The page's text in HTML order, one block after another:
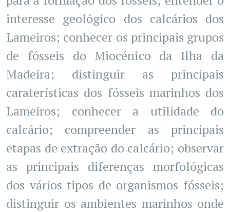
interesse geológico dos calcários dos
Lameiros; conhecer os principais grupos
de fósseis do Miocénico da Ilha da
Madeira; distinguir as principais
caraterísticas dos fósseis marinhos dos
Lameiros; conhecer a utilidade do
calcário; compreender as principais
etapas de extração do calcário; observar
as principais diferenças morfológicas
dos vários tipos de organismos fósseis;
distinguir os ambientes marinhos onde